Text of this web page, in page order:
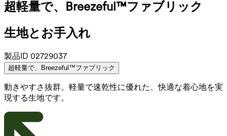
超軽量で、Breezeful™ファブリック
生地とお手入れ
製品ID 02729037
超軽量で、Breezeful™ファブリック
動きやすさ抜群。軽量で速乾性に優れた、快適な着心地を実
現する生地です。